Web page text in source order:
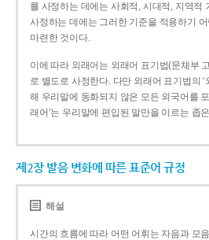
를 사정하는 데에는 사회적, 시대적, 지역적
사정하는 데에는 그러한 기준을 적용하기
마련한 것이다.
이에 따라 외래어는 외래어 표기법(문체부
로 별도로 사정한다. 다만 외래어 표기법의
해 우리말에 동화되지 않은 모든 외국어를
래어’는 우리말에 편입된 말만을 이르는 좁
제2장 발음 변화에 따른 표준어 규정
해설
시간의 흐름에 따라 어떤 어휘는 자음과 모